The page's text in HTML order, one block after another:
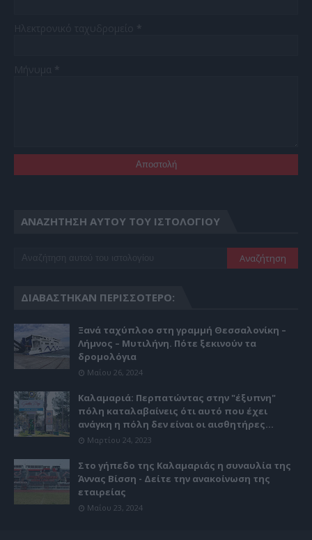
ΑΝΑΖΉΤΗΣΗ ΑΥΤΟΎ ΤΟΥ ΙΣΤΟΛΟΓΊΟΥ
ΔΙΑΒΆΣΤΗΚΑΝ ΠΕΡΙΣΣΌΤΕΡΟ:
Ξανά ταχύπλοο στη γραμμή Θεσσαλονίκη –
Λήμνος – Μυτιλήνη. Πότε ξεκινούν τα
δρομολόγια
Μαΐου 26, 2024
Καλαμαριά: Περπατώντας στην "έξυπνη"
πόλη καταλαβαίνεις ότι αυτό που έχει
ανάγκη η πόλη δεν είναι οι αισθητήρες...
Μαρτίου 24, 2023
Στο γήπεδο της Καλαμαριάς η συναυλία της
Άννας Βίσση - Δείτε την ανακοίνωση της
εταιρείας
Μαΐου 23, 2024